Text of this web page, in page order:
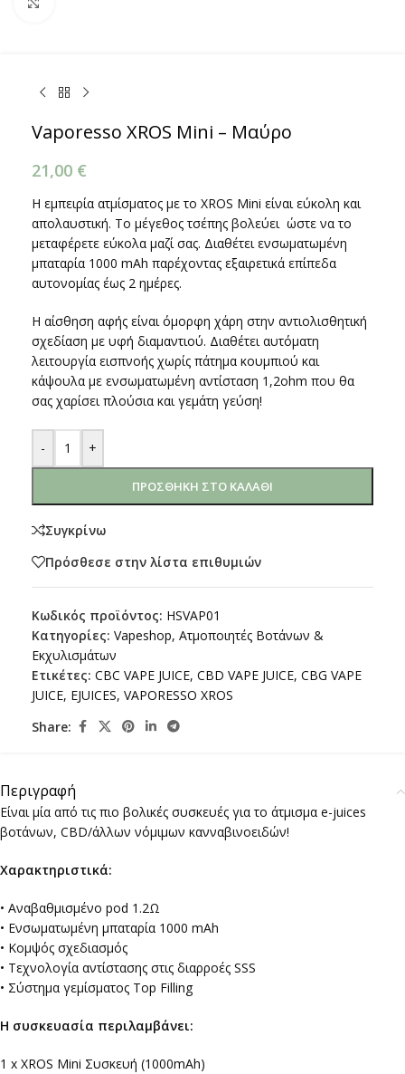
Vaporesso XROS Mini – Μαύρο
21,00 €
H εμπειρία ατμίσματος με το XROS Mini είναι εύκολη και
απολαυστική. Το μέγεθος τσέπης βολεύει ώστε να το
μεταφέρετε εύκολα μαζί σας. Διαθέτει ενσωματωμένη
μπαταρία 1000 mAh παρέχοντας εξαιρετικά επίπεδα
αυτονομίας έως 2 ημέρες.
Η αίσθηση αφής είναι όμορφη χάρη στην αντιολισθητική
σχεδίαση με υφή διαμαντιού. Διαθέτει αυτόματη
λειτουργία εισπνοής χωρίς πάτημα κουμπιού και
κάψουλα με ενσωματωμένη αντίσταση 1,2ohm που θα
σας χαρίσει πλούσια και γεμάτη γεύση!
- +
ΠΡΟΣΘΉΚΗ ΣΤΟ ΚΑΛΆΘΙ
Συγκρίνω
Πρόσθεσε στην λίστα επιθυμιών
Κωδικός προϊόντος: HSVAP01
Κατηγορίες: Vapeshop, Ατμοποιητές Βοτάνων &
Εκχυλισμάτων
Ετικέτες: CBC VAPE JUICE, CBD VAPE JUICE, CBG VAPE
JUICE, EJUICES, VAPORESSO XROS
Share:
Περιγραφή
Είναι μία από τις πιο βολικές συσκευές για το άτμισμα e-juices
βοτάνων, CBD/άλλων νόμιμων κανναβινοειδών!
Χαρακτηριστικά:
• Αναβαθμισμένο pod 1.2Ω
• Ενσωματωμένη μπαταρία 1000 mAh
• Κομψός σχεδιασμός
• Τεχνολογία αντίστασης στις διαρροές SSS
• Σύστημα γεμίσματος Top Filling
Η συσκευασία περιλαμβάνει:
1 x XROS Mini Συσκευή (1000mAh)